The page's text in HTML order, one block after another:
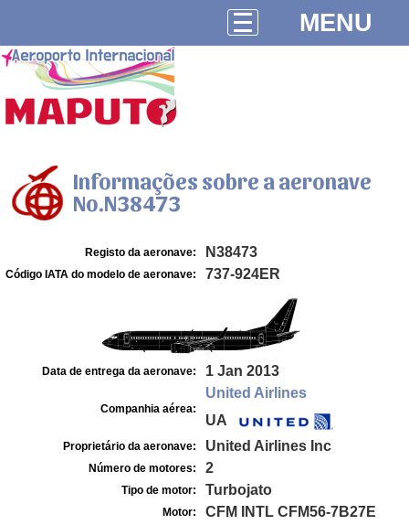
MENU
Informações sobre a aeronave
No.N38473
Registo da aeronave: N38473
Código IATA do modelo de aeronave: 737-924ER
Data de entrega da aeronave: 1 Jan 2013
Companhia aérea:
United Airlines
UA
Proprietário da aeronave: United Airlines Inc
Número de motores: 2
Tipo de motor: Turbojato
Motor: CFM INTL CFM56-7B27E